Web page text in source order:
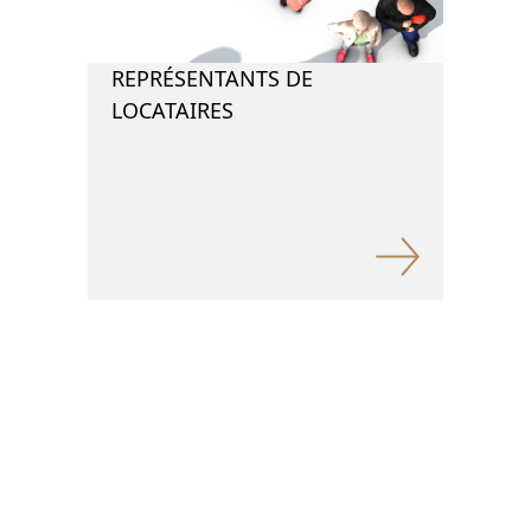
REPRÉSENTANTS DE
LOCATAIRES